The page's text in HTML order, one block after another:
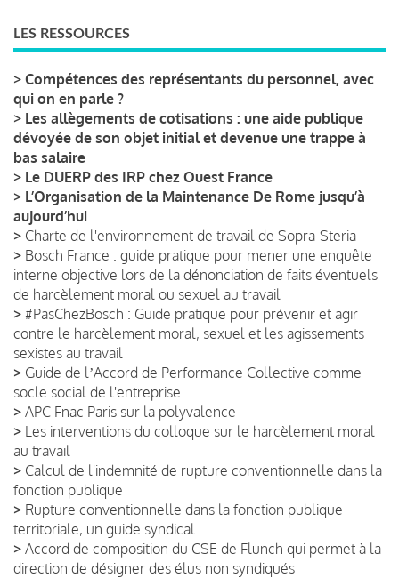
LES RESSOURCES
> Compétences des représentants du personnel, avec
qui on en parle ?
> Les allègements de cotisations : une aide publique
dévoyée de son objet initial et devenue une trappe à
bas salaire
> Le DUERP des IRP chez Ouest France
> L’Organisation de la Maintenance De Rome jusqu’à
aujourd’hui
> Charte de l'environnement de travail de Sopra-Steria
> Bosch France : guide pratique pour mener une enquête
interne objective lors de la dénonciation de faits éventuels
de harcèlement moral ou sexuel au travail
> #PasChezBosch : Guide pratique pour prévenir et agir
contre le harcèlement moral, sexuel et les agissements
sexistes au travail
> Guide de lʼAccord de Performance Collective comme
socle social de l'entreprise
> APC Fnac Paris sur la polyvalence
> Les interventions du colloque sur le harcèlement moral
au travail
> Calcul de l'indemnité de rupture conventionnelle dans la
fonction publique
> Rupture conventionnelle dans la fonction publique
territoriale, un guide syndical
> Accord de composition du CSE de Flunch qui permet à la
direction de désigner des élus non syndiqués